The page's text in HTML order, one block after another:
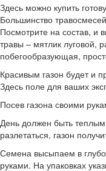
Здесь можно купить
Большинство
Посмотрите на состав, и
травы – мятлик луговой,
побегообразующая,
Красивым газон будет и
Здесь поле для ваших
Посев газона своими
День должен быть
разлетаться, газон
Семена высыпаем в
руками. На упаковках